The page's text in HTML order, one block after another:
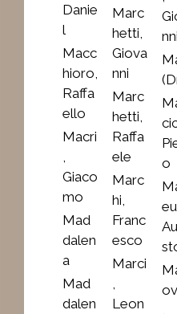
Danie
l
Macc
hioro,
Raffa
ello
Macri
Giaco
mo
Mad
dalen
a
Mad
dalen
Marc
hetti,
Giova
nni
Marc
hetti,
Raffa
ele
Marc
hi,
Franc
esco
Marci
Leon
nni
o
eu,